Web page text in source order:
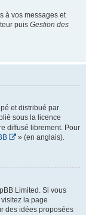
à vos messages et
puis Gestion des
et distribué par
sous la licence
diffusé librement. Pour
» (en anglais).
Limited. Si vous
la page
des idées proposées